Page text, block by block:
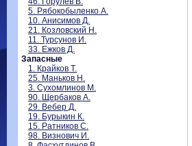
5. Рябокобыленко А.
10. Анисимов Д.
21. Козловский Н.
11. Турсунов И.
33. Ежков Д.
Запасные
1. Крайков Т.
25. Маньков Н.
3. Сухомлинов М.
90. Щербаков А.
29. Вебер Д.
19. Бурыкин К.
15. Ратников С.
98. Визнович И.